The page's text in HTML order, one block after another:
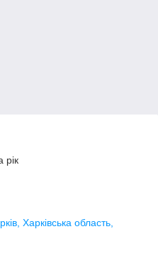
рік
Харківська область,